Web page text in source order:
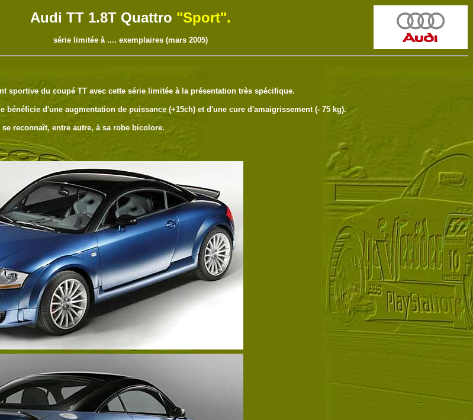
Audi TT 1.8T Quattro "Sport".
série limitée à .... exemplaires (mars 2005)
sportive du coupé TT avec cette série limitée à la présentation très spécifique.
bénéficie d'une augmentation de puissance (+15ch) et d'une cure d'amaigrissement (- 75 kg).
se reconnaît, entre autre, à sa robe bicolore.